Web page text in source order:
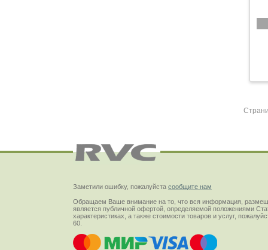
Заметили ошибку, пожалуйста сообщите нам
Обращаем Ваше внимание на то, что вся информация,
является публичной офертой, определяемой положениями
характеристиках, а также стоимости товаров и услуг,
60.